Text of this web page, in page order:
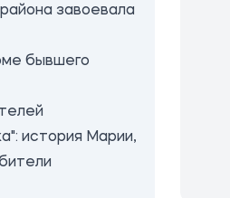
завоевала
бывшего
история Марии,